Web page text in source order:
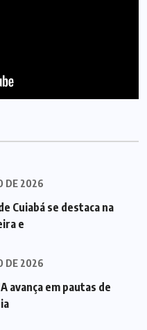
DE 2026
Cuiabá se destaca na
e
DE 2026
avança em pautas de